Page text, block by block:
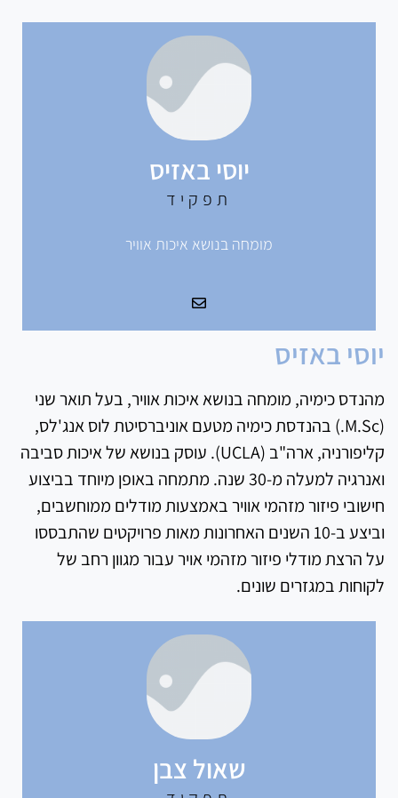
יוסי באזיס
תפקיד
מומחה בנושא איכות אוויר
יוסי באזיס
מהנדס כימיה, מומחה בנושא איכות אוויר, בעל תואר שני
(M.Sc.) בהנדסת כימיה מטעם אוניברסיטת לוס אנג'לס,
קליפורניה, ארה"ב (UCLA). עוסק בנושא של איכות סביבה
ואנרגיה למעלה מ-30 שנה. מתמחה באופן מיוחד בביצוע
חישובי פיזור מזהמי אוויר באמצעות מודלים ממוחשבים,
וביצע ב-10 השנים האחרונות מאות פרויקטים שהתבססו
על הרצת מודלי פיזור מזהמי אויר עבור מגוון רחב של
לקוחות במגזרים שונים.
שאול צבן